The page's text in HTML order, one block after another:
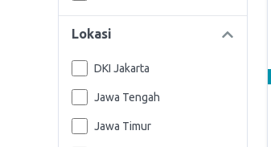
Lokasi
DKI Jakarta
Jawa Tengah
Jawa Timur